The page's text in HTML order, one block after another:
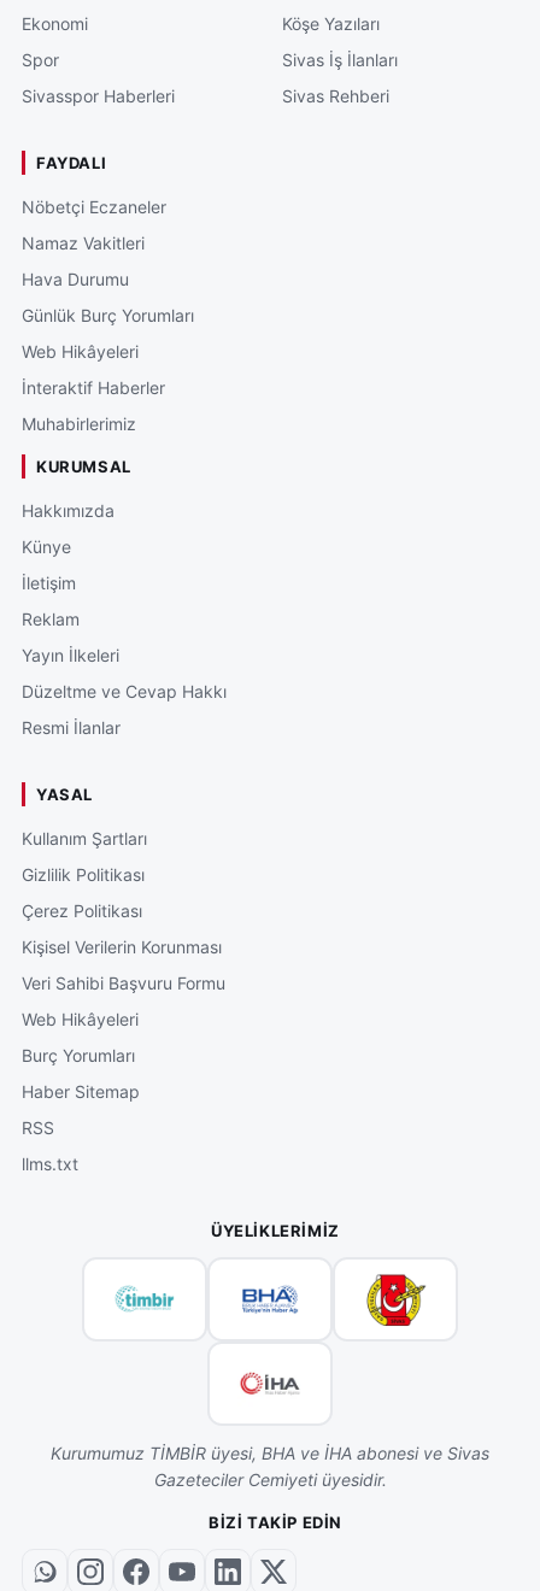
Ekonomi
Spor
Sivasspor Haberleri
Köşe Yazıları
Sivas İş İlanları
Sivas Rehberi
FAYDALI
Nöbetçi Eczaneler
Namaz Vakitleri
Hava Durumu
Günlük Burç Yorumları
Web Hikâyeleri
İnteraktif Haberler
Muhabirlerimiz
KURUMSAL
Hakkımızda
Künye
İletişim
Reklam
Yayın İlkeleri
Düzeltme ve Cevap Hakkı
Resmi İlanlar
YASAL
Kullanım Şartları
Gizlilik Politikası
Çerez Politikası
Kişisel Verilerin Korunması
Veri Sahibi Başvuru Formu
Web Hikâyeleri
Burç Yorumları
Haber Sitemap
RSS
llms.txt
ÜYELIKLERIMIZ
Kurumumuz TİMBİR üyesi, BHA ve İHA abonesi ve Sivas
Gazeteciler Cemiyeti üyesidir.
BIZI TAKIP EDIN